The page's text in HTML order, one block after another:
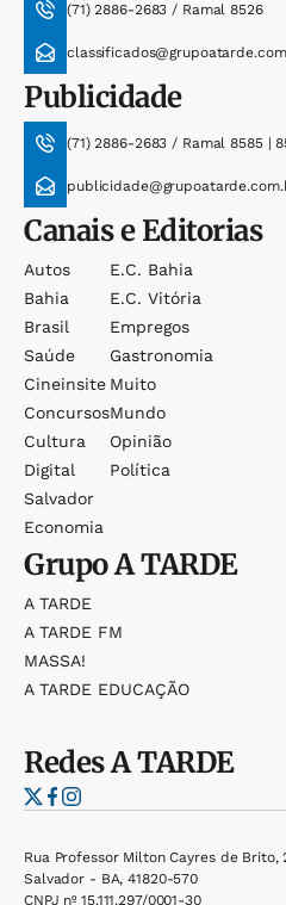
(71) 2886-2683 / Ramal 8526
Publicidade
(71) 2886-2683 / Ramal 8585 |
Canais e Editorias
Autos
Bahia
Brasil
Saúde
Cineinsite
Concursos
Cultura
Digital
Salvador
Economia
E.c. Bahia
E.c. Vitória
Empregos
Gastronomia
Muito
Mundo
Opinião
Política
GrupoA TARDE
A TARDE
A TARDE FM
MASSA!
A TARDE EDUCAÇÃO
RedesA TARDE
Rua Professor Milton Cayres de Brito,
Salvador - BA, 41820-570
CNPJ nº 15.111.297/0001-30